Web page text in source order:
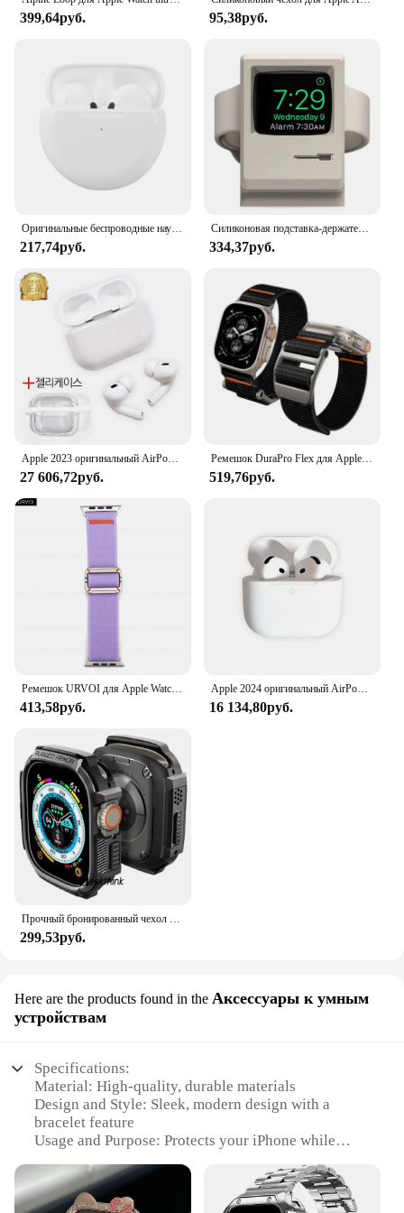
399,64руб. 95,38руб.
Оригинальные беспроводные наушники Air Pro 6 TWS, Bluetooth наушники-вкладыши, наушники-вкладыши, спортивные геймерские наушники, гарнитура для Apple iPhone
217,74руб.
Силиконовая подставка-держатель для Apple Watch 7 6 5 4 iWatch 3 2 1
334,37руб.
Apple 2023 оригинальный AirPod Pro 2nd generation USB-C MTJV3KH/A (+ подарок чехол)
27 606,72руб.
Ремешок DuraPro Flex для Apple Watch Series Ultra/Ultra2 9 8/7/6/5/, нейлоновый браслет для наручных часов, совместимый с 49 мм 45 мм 44 мм 42 мм, 2024
519,76руб.
Ремешок URVOI для Apple Watch Ultra 2 1 серии 10 9 8765 SE, эластичный нейлоновый ремешок с механической пряжкой для браслета iWatch с петлей
413,58руб.
Apple 2024 оригинальный AirPod 4-го поколения MXP63KH/A из Кореи
16 134,80руб.
Прочный бронированный чехол для Apple Watch Series Ultra 2 9 8 7/SE/6/5/4/3/2/1, защитный чехол из ТПУ для часов 49 мм, 45 мм, 44 мм, 41 мм, 40 мм
299,53руб.
Here are the products found in the Аксессуары к умным
устройствам
Specifications:
Material: High-quality, durable materials
Design and Style: Sleek, modern design with a
bracelet feature
Usage and Purpose: Protects your iPhone while
Performance and Property: Offers a secure fit and
easy access to all buttons and ports